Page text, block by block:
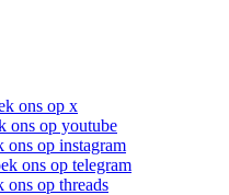
ons op x
ons op youtube
ons op instagram
ons op telegram
ons op threads